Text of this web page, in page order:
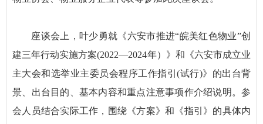
座谈会上，叶少勇就《六安市推进“皖美红色物业”创
建三年行动实施方案(2022—2024年）》和《六安市成立业
主大会和选举业主委员会程序工作指引(试行)》的出台背
景、出台目的、基本内容和重点注意事项作介绍说明。参
会人员结合实际工作，围绕《方案》和《指引》的具体内